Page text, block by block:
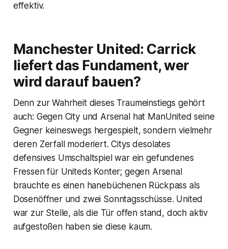
effektiv.
Manchester United: Carrick
liefert das Fundament, wer
wird darauf bauen?
Denn zur Wahrheit dieses Traumeinstiegs gehört
auch: Gegen City und Arsenal hat ManUnited seine
Gegner keineswegs hergespielt, sondern vielmehr
deren Zerfall moderiert. Citys desolates
defensives Umschaltspiel war ein gefundenes
Fressen für Uniteds Konter; gegen Arsenal
brauchte es einen hanebüchenen Rückpass als
Dosenöffner und zwei Sonntagsschüsse. United
war zur Stelle, als die Tür offen stand, doch aktiv
aufgestoßen haben sie diese kaum.